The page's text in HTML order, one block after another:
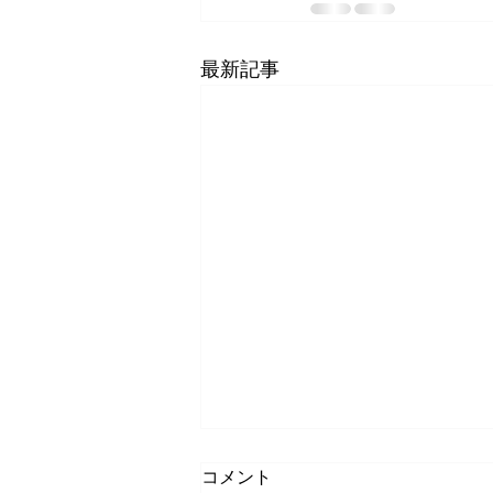
最新記事
【利用規約更新のお知らせ】
コメント